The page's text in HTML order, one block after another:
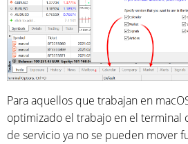
Para aquellos que trabajan en
optimizado el trabajo en el terminal
de servicio ya no se pueden mover